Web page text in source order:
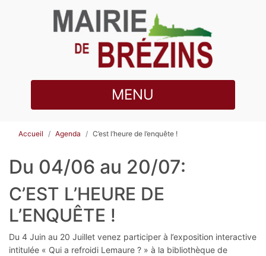
MENU
Accueil Agenda C’est l’heure de l’enquête !
Du 04/06 au 20/07:
C’EST L’HEURE DE
L’ENQUÊTE !
Du 4 Juin au 20 Juillet venez participer à l’exposition interactive
intitulée « Qui a refroidi Lemaure ? » à la bibliothèque de